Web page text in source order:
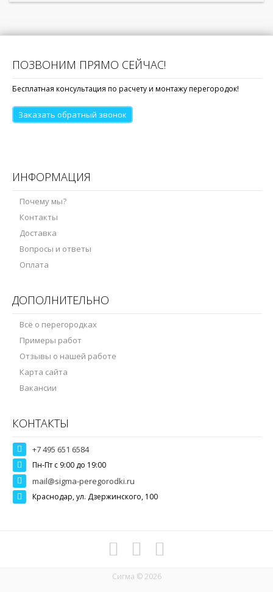
ПОЗВОНИМ ПРЯМО СЕЙЧАС!
Бесплатная консультация по расчету и монтажу перегородок!
Заказать обратный звонок
ИНФОРМАЦИЯ
Почему мы?
Контакты
Доставка
Вопросы и ответы
Оплата
ДОПОЛНИТЕЛЬНО
Всё о перегородках
Примеры работ
Отзывы о нашей работе
Карта сайта
Вакансии
КОНТАКТЫ
+7 495 651 6584
Пн-Пт c 9:00 до 19:00
mail@sigma-peregorodki.ru
Краснодар, ул. Дзержинского, 100
Сигма © 2026